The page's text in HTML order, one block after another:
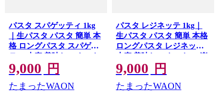
パスタ スパゲッティ 1kg
｜生パスタ パスタ 簡単 本
格 ロングパスタ スパゲッ
ティ 小麦 美味しい おいし
い 楽しい おうちごはん 簡
単ご飯 コナリエ 群馬県 前
橋市
9,000 円
たまったWAON
パスタ レジネッテ 1kg｜
生パスタ パスタ 簡単 本格
ロングパスタ レジネッテ
小麦 美味しい おいしい 楽
しい おうちごはん 簡単ご
飯 コナリエ 群馬県 前橋市
9,000 円
たまったWAON